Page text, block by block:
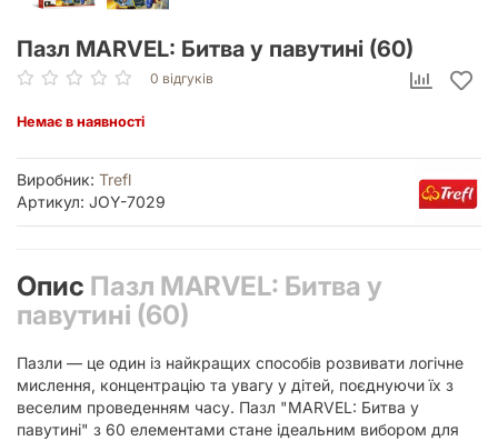
Пазл MARVEL: Битва у павутині (60)
0 відгуків
Немає в наявності
Виробник: Trefl
Артикул: JOY-7029
Опис Пазл MARVEL: Битва у
павутині (60)
Пазли — це один із найкращих способів розвивати логічне
мислення, концентрацію та увагу у дітей, поєднуючи їх з
веселим проведенням часу. Пазл "MARVEL: Битва у
павутині" з 60 елементами стане ідеальним вибором для